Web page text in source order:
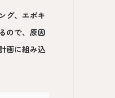
グ、エポキ
ので、原因
画に組み込